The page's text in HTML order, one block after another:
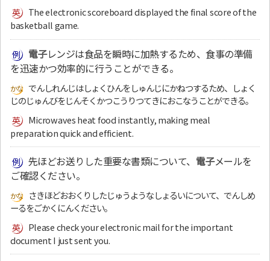
The electronic scoreboard displayed the final score of the
basketball game.
電子レンジは食品を瞬時に加熱するため、食事の準備
を迅速かつ効率的に行うことができる。
でんしれんじはしょくひんをしゅんじにかねつするため、しょく
じのじゅんびをじんそくかつこうりつてきにおこなうことができる。
Microwaves heat food instantly, making meal
preparation quick and efficient.
先ほどお送りした重要な書類について、 電子メールを
ご確認ください。
さきほどおおくりしたじゅうようなしょるいについて、でんしめ
ーるをごかくにんください。
Please check your electronic mail for the important
document I just sent you.